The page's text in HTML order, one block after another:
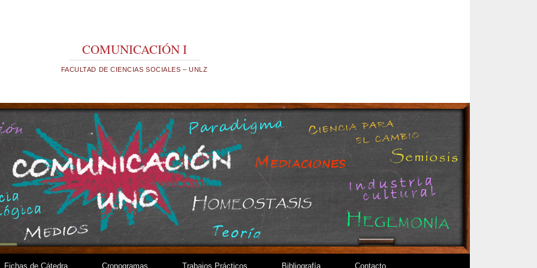
COMUNICACIÓN I
FACULTAD DE CIENCIAS SOCIALES – UNLZ
Fichas de Cátedra Cronogramas Trabajos Prácticos Bibliografía Contacto